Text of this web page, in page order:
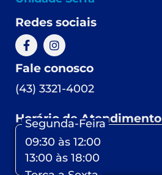
Redes sociais
Fale conosco
(43) 3321-4002
Horário de Atendimento
Segunda-Feira
09:30 às 12:00
13:00 às 18:00